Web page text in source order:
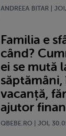
ANDREEA BITAR |
Familia e
când?
ei se mută
săptămâni,
vacanță,
ajutor
QBEBE.RO | JOI,